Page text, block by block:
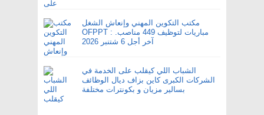
مكتب التكوين المهني وإنعاش الشغل
OFPPT : مباريات لتوظيف 449 مناصب.
آخر أجل 6 شتنبر 2026
الشباب اللي كيقلب على الخدمة في
الشركات الكبرى كاين بزاف ديال الوظائف
بسالير مزيان و بكونترات مختلفة